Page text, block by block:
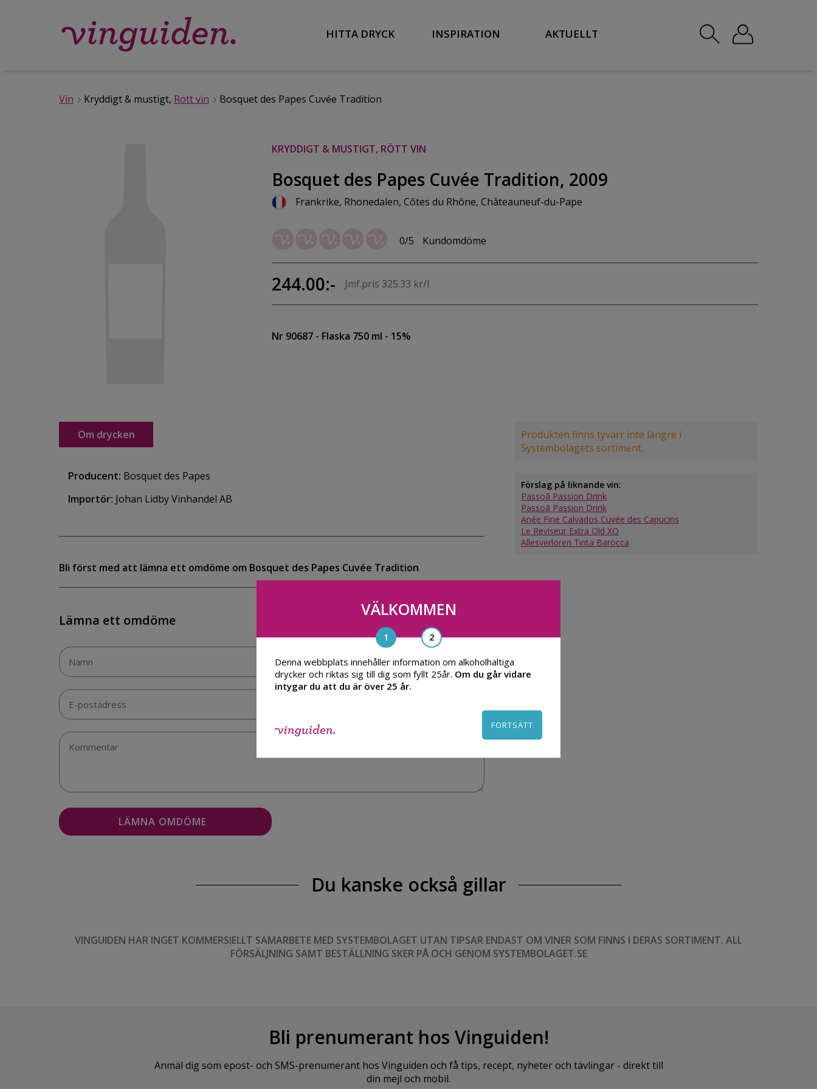
HITTA DRYCK INSPIRATION AKTUELLT
Vin Kryddigt & mustigt, Rött vin Bosquet des Papes Cuvée Tradition
KRYDDIGT & MUSTIGT, RÖTT VIN
Bosquet des Papes Cuvée Tradition, 2009
Frankrike, Rhonedalen, Côtes du Rhône, Châteauneuf-du-Pape
0/5 Kundomdöme
244.00:- Jmf.pris 325.33 kr/l
Nr 90687 - Flaska 750 ml - 15%
Produkten finns tyvärr inte längre i
Systembolagets sortiment.
Förslag på liknande vin:
Passoã Passion Drink
Passoã Passion Drink
Anée Fine Calvados Cuvée des Capucins
Le Reviseur Extra Old XO
Allesverloren Tinta Barocca
Om drycken
Producent: Bosquet des Papes
Importör: Johan Lidby Vinhandel AB
Bli först med att lämna ett omdöme om Bosquet des Papes Cuvée Tradition
Lämna ett omdöme
Du kanske också gillar
VINGUIDEN HAR INGET KOMMERSIELLT SAMARBETE MED SYSTEMBOLAGET UTAN TIPSAR ENDAST OM VINER SOM FINNS I DERAS SORTIMENT. ALL
FÖRSÄLJNING SAMT BESTÄLLNING SKER PÅ OCH GENOM SYSTEMBOLAGET.SE
Bli prenumerant hos Vinguiden!
Anmäl dig som epost- och SMS-prenumerant hos Vinguiden och få tips, recept, nyheter och tävlingar - direkt till
din mejl och mobil.
VÄLKOMMEN
Denna webbplats innehåller information om alkoholhaltiga
drycker och riktas sig till dig som fyllt 25år. Om du går vidare
intygar du att du är över 25 år.
FORTSÄTT